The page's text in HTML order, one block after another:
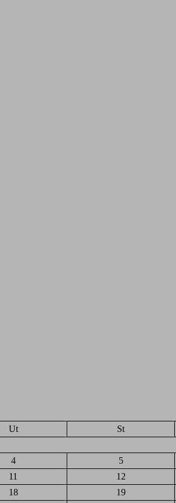
Ut St
4 5
11 12
18 19